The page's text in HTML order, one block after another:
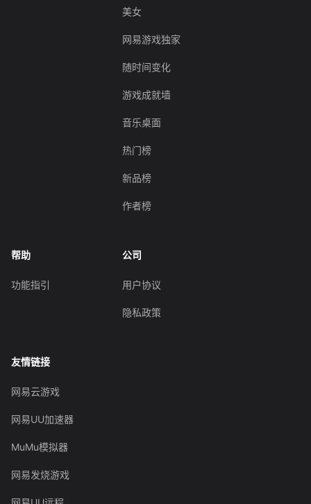
美女
网易游戏独家
随时间变化
游戏成就墙
音乐桌面
热门榜
新品榜
作者榜
帮助
功能指引
公司
用户协议
隐私政策
友情链接
网易云游戏
网易UU加速器
MuMu模拟器
网易发烧游戏